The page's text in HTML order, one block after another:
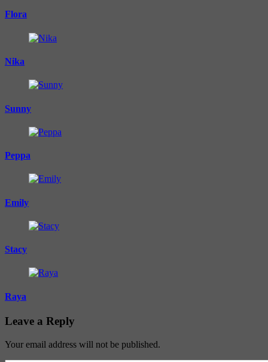
Flora
Nika
Sunny
Peppa
Emily
Stacy
Raya
Leave a Reply
Your email address will not be published.